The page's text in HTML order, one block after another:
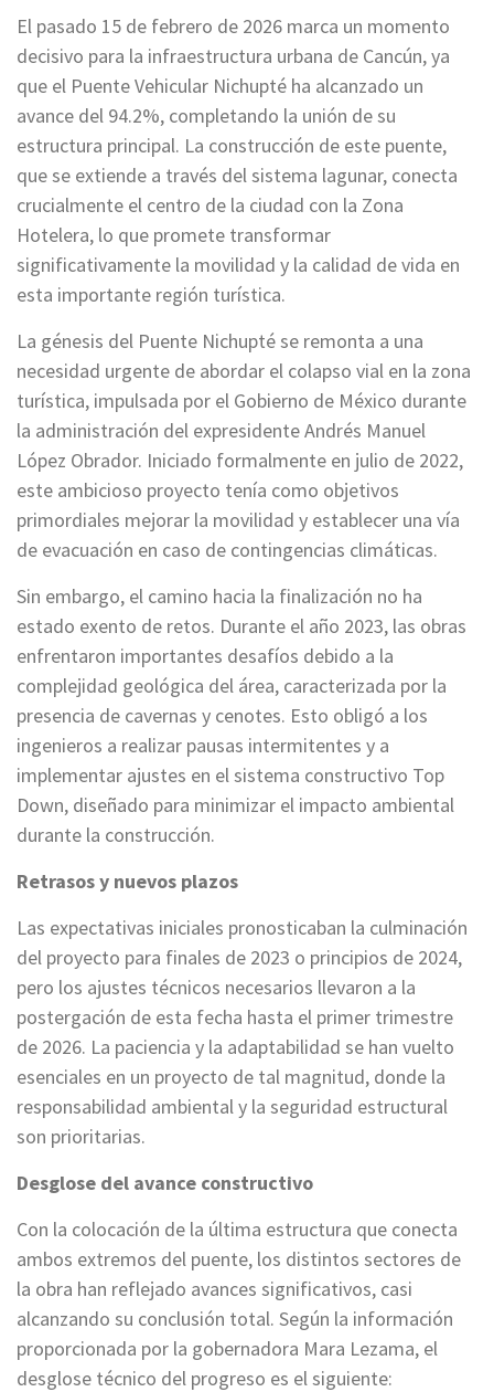
El pasado 15 de febrero de 2026 marca un momento
decisivo para la infraestructura urbana de Cancún, ya
que el Puente Vehicular Nichupté ha alcanzado un
avance del 94.2%, completando la unión de su
estructura principal. La construcción de este puente,
que se extiende a través del sistema lagunar, conecta
crucialmente el centro de la ciudad con la Zona
Hotelera, lo que promete transformar
significativamente la movilidad y la calidad de vida en
esta importante región turística.
La génesis del Puente Nichupté se remonta a una
necesidad urgente de abordar el colapso vial en la zona
turística, impulsada por el Gobierno de México durante
la administración del expresidente Andrés Manuel
López Obrador. Iniciado formalmente en julio de 2022,
este ambicioso proyecto tenía como objetivos
primordiales mejorar la movilidad y establecer una vía
de evacuación en caso de contingencias climáticas.
Sin embargo, el camino hacia la finalización no ha
estado exento de retos. Durante el año 2023, las obras
enfrentaron importantes desafíos debido a la
complejidad geológica del área, caracterizada por la
presencia de cavernas y cenotes. Esto obligó a los
ingenieros a realizar pausas intermitentes y a
implementar ajustes en el sistema constructivo Top
Down, diseñado para minimizar el impacto ambiental
durante la construcción.
Retrasos y nuevos plazos
Las expectativas iniciales pronosticaban la culminación
del proyecto para finales de 2023 o principios de 2024,
pero los ajustes técnicos necesarios llevaron a la
postergación de esta fecha hasta el primer trimestre
de 2026. La paciencia y la adaptabilidad se han vuelto
esenciales en un proyecto de tal magnitud, donde la
responsabilidad ambiental y la seguridad estructural
son prioritarias.
Desglose del avance constructivo
Con la colocación de la última estructura que conecta
ambos extremos del puente, los distintos sectores de
la obra han reflejado avances significativos, casi
alcanzando su conclusión total. Según la información
proporcionada por la gobernadora Mara Lezama, el
desglose técnico del progreso es el siguiente: